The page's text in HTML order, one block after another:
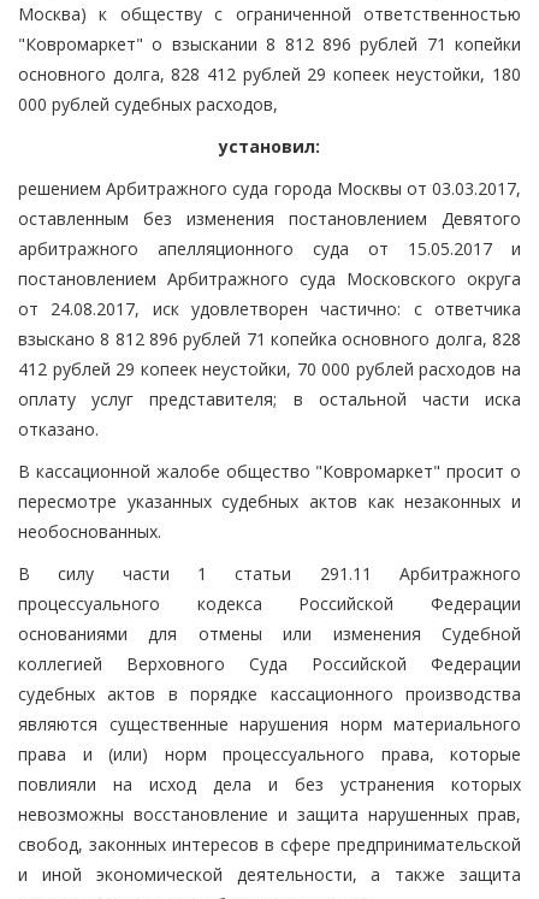
Москва) к обществу с ограниченной ответственностью
"Ковромаркет" о взыскании 8 812 896 рублей 71 копейки
основного долга, 828 412 рублей 29 копеек неустойки, 180
000 рублей судебных расходов,
установил:
решением Арбитражного суда города Москвы от 03.03.2017,
оставленным без изменения постановлением Девятого
арбитражного апелляционного суда от 15.05.2017 и
постановлением Арбитражного суда Московского округа
от 24.08.2017, иск удовлетворен частично: с ответчика
взыскано 8 812 896 рублей 71 копейка основного долга, 828
412 рублей 29 копеек неустойки, 70 000 рублей расходов на
оплату услуг представителя; в остальной части иска
отказано.
В кассационной жалобе общество "Ковромаркет" просит о
пересмотре указанных судебных актов как незаконных и
необоснованных.
В силу части 1 статьи 291.11 Арбитражного
процессуального кодекса Российской Федерации
основаниями для отмены или изменения Судебной
коллегией Верховного Суда Российской Федерации
судебных актов в порядке кассационного производства
являются существенные нарушения норм материального
права и (или) норм процессуального права, которые
повлияли на исход дела и без устранения которых
невозможны восстановление и защита нарушенных прав,
свобод, законных интересов в сфере предпринимательской
и иной экономической деятельности, а также защита